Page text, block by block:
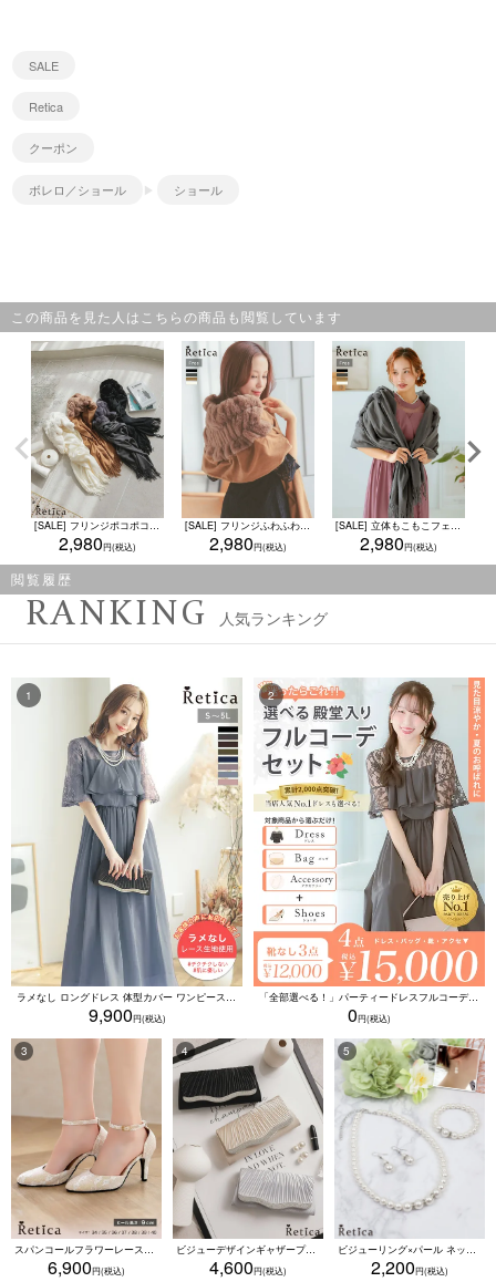
SALE
Retica
クーポン
ボレロ／ショール ショール
この商品を見た人はこちらの商品も閲覧しています
[SALE] フリンジポコポコフェイクファーショール (フリーサイズ)
2,980
[SALE] フリンジふわふわフェイクファーショール (フリーサイズ)
2,980
[SALE] 立体もこもこフェイクファー付きショール(フリーサイズ)
2,980
閲覧履歴
RANKING 人気ランキング
ラメなし ロングドレス 体型カバー ワンピース 敏感肌対応 結婚式 二次会 お呼ばれ 大人 上品 (Sサイズ～5Lサイズ)
9,900
「全部選べる！」パーティードレスフルコーデセット (ドレス1点＋バッグ1点＋アクセ1点+靴1足/4点15000円(税込)/靴なしで12000円(税込))
0
スパンコールフラワーレースアンクルストラップハイヒールセパレートパンプス (ベージュ)
6,900
ビジューデザインギャザープリーツ入り2wayバッグ(ベージュ/シルバー/ブラック)
4,600
ビジューリング×パール ネックレス・ブレスレット・ピアス 3点セット（ホワイト）
2,200